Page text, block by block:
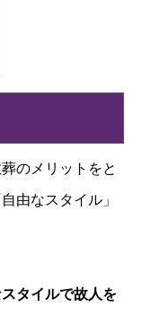
のメリットをと
由なスタイル」
タイルで故人を